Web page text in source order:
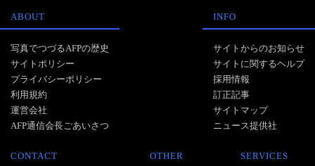
ABOUT
写真でつづるAFPの歴史
サイトポリシー
プライバシーポリシー
利用規約
運営会社
AFP通信会長ごあいさつ
INFO
サイトからのお知らせ
サイトに関するヘルプ
採用情報
訂正記事
サイトマップ
ニュース提供社
CONTACT OTHER SERVICES